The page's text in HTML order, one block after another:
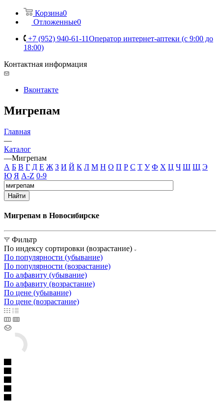
Корзина0
Отложенные0
+7 (952) 940-61-11Оператор интернет-аптеки (с 9:00 до
18:00)
Контактная информация
Вконтакте
Мигрепам
Главная
—
Каталог
—Мигрепам
А Б В Г Д Е Ж З И Й К Л М Н О П Р С Т У Ф Х Ц Ч Ш Щ Э
Ю Я A-Z 0-9
Найти
Мигрепам в Новосибирске
Фильтр
По индексу сортировки (возрастание)
По популярности (убывание)
По популярности (возрастание)
По алфавиту (убывание)
По алфавиту (возрастание)
По цене (убывание)
По цене (возрастание)